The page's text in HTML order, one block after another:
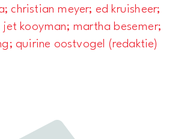
christian meyer; ed kruisheer;
kooyman; martha besemer;
quirine oostvogel (redaktie)